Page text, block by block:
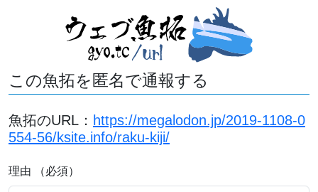
この魚拓を匿名で通報する
魚拓のURL： https://megalodon.jp/2019-1108-0
554-56/ksite.info/raku-kiji/
理由 （必須）